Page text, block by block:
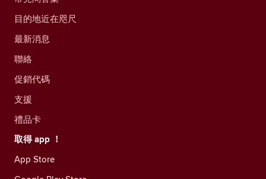
目的地近在咫尺
最新消息
聯絡
促銷代碼
支援
禮品卡
取得 app ！
App Store